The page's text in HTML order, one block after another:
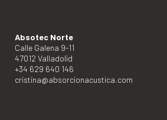
Absotec Norte
Calle Galena 9-11
47012 Valladolid
+34 629 640 146
cristina@absorcionacustica.com